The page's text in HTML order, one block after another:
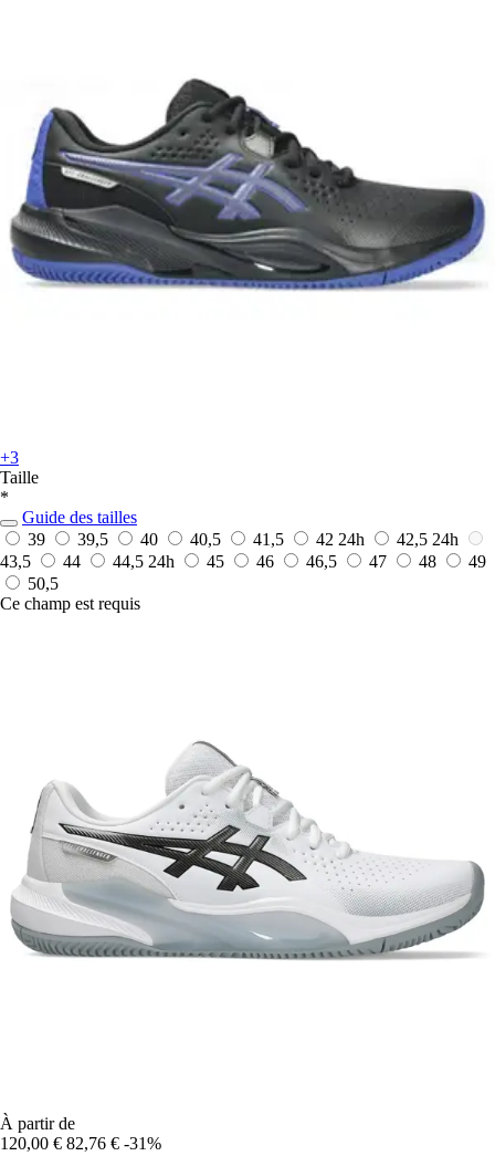
+3
Taille
*
Guide des tailles
39
39,5 40 40,5 41,5 42 24h 42,5 24h
43,5
44 44,5 24h 45 46 46,5 47 48
49
50,5
Ce champ est requis
À partir de
120,00 € 82,76 € -31%